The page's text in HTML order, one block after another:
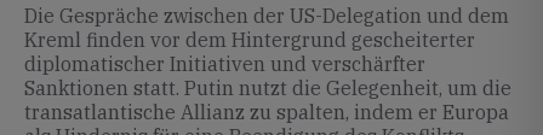
Die Gespräche zwischen der US-Delegation und dem
Kreml finden vor dem Hintergrund gescheiterter
diplomatischer Initiativen und verschärfter
Sanktionen statt. Putin nutzt die Gelegenheit, um die
transatlantische Allianz zu spalten, indem er Europa